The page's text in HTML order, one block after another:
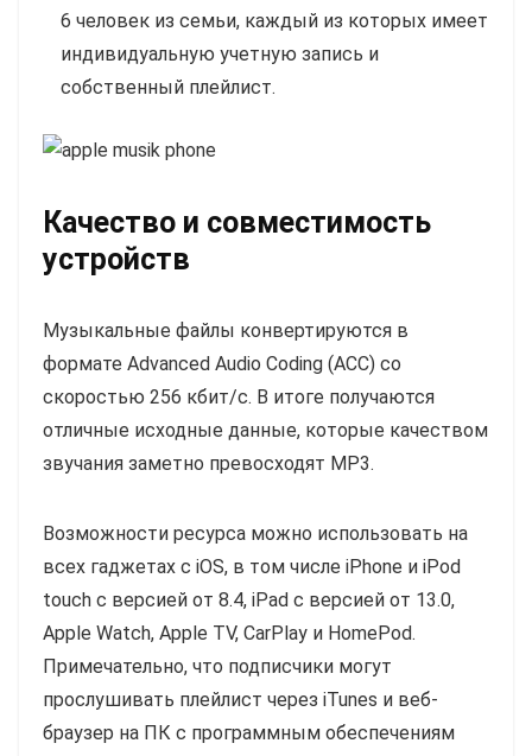
6 человек из семьи, каждый из которых имеет
индивидуальную учетную запись и
собственный плейлист.
Качество и совместимость
устройств
Музыкальные файлы конвертируются в
формате Advanced Audio Coding (ACC) со
скоростью 256 кбит/с. В итоге получаются
отличные исходные данные, которые качеством
звучания заметно превосходят MP3.
Возможности ресурса можно использовать на
всех гаджетах с iOS, в том числе iPhone и iPod
touch с версией от 8.4, iPad с версией от 13.0,
Apple Watch, Apple TV, CarPlay и HomePod.
Примечательно, что подписчики могут
прослушивать плейлист через iTunes и веб-
браузер на ПК с программным обеспечениям